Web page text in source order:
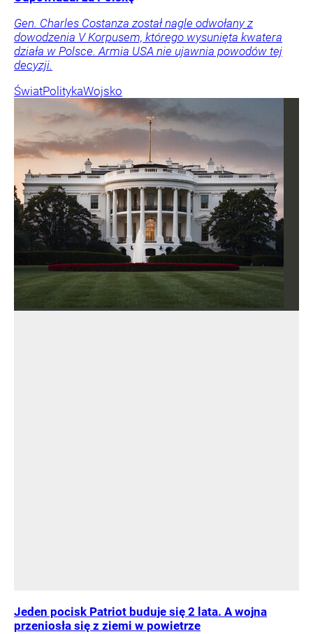
Gen. Charles Costanza został nagle odwołany z
dowodzenia V Korpusem, którego wysunięta kwatera
działa w Polsce. Armia USA nie ujawnia powodów tej
decyzji.
ŚwiatPolitykaWojsko
Jeden pocisk Patriot buduje się 2 lata. A wojna
przeniosła się z ziemi w powietrze